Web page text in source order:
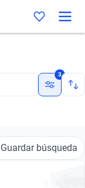
3
Guardar búsqueda